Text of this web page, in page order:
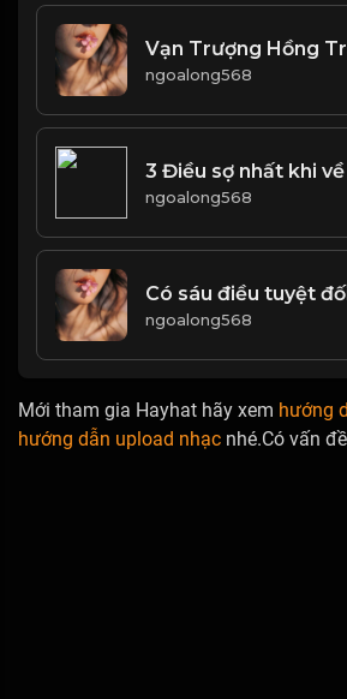
ngoalong568
3 Điều sợ nhất khi
ngoalong568
ngoalong568
Mới tham gia Hayhat hãy xem hướng
hướng dẫn upload nhạc nhé.Có vấn